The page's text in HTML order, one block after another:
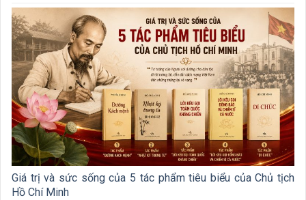
Giá trị và sức sống của 5 tác phẩm tiêu biểu của Chủ tịch
Hồ Chí Minh